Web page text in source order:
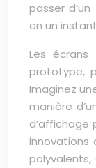
passer
en un
Les
prototype,
Imaginez
manière
d’affichage
innovations